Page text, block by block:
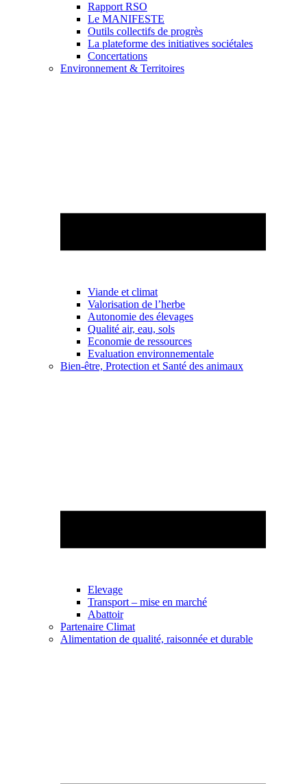
Rapport RSO
Le MANIFESTE
Outils collectifs de progrès
La plateforme des initiatives sociétales
Concertations
Environnement & Territoires
Viande et climat
Valorisation de l’herbe
Autonomie des élevages
Qualité air, eau, sols
Economie de ressources
Evaluation environnementale
Bien-être, Protection et Santé des animaux
Elevage
Transport – mise en marché
Abattoir
Partenaire Climat
Alimentation de qualité, raisonnée et durable